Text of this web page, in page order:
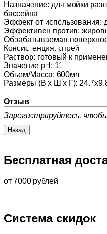
Назначение: для мойки
бассейна
Эффект от использования:
Эффективен против:
Обрабатываемая
Консистенция: спрей
Раствор: готовый к
Значение pH : 11
Объем/Масса: 600мл
Размеры (В х Ш х Г):
Отзыв
Зарегистрируйтесь,
Бесплатная
от 7000 рублей
Система скидок